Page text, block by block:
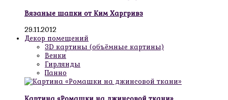
Вязаные шапки от Ким Харгривз
29.11.2012
Декор помещений
3D картины (объёмные картины)
Венки
Гирлянды
Панно